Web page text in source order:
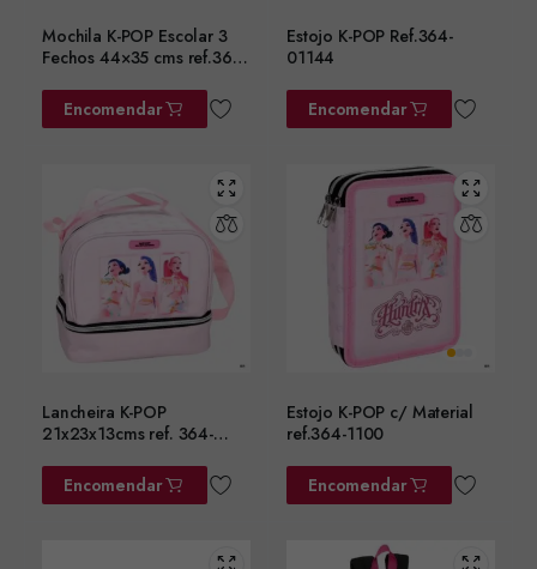
Mochila K-POP Escolar 3
Fechos 44×35 cms ref.364-
Encomendar
Estojo K-POP Ref.364-
01144
Encomendar
Lancheira K-POP
21x23x13cms ref. 364-
Encomendar
Estojo K-POP c/ Material
ref.364-1100
Encomendar